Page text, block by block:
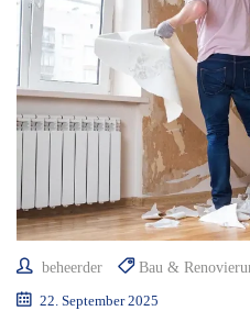
beheerder Bau &
22. September 2025